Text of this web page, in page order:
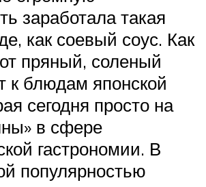
заработала такая
как соевый соус. Как
пряный, соленый
к блюдам японской
сегодня просто на
в сфере
гастрономии. В
популярностью